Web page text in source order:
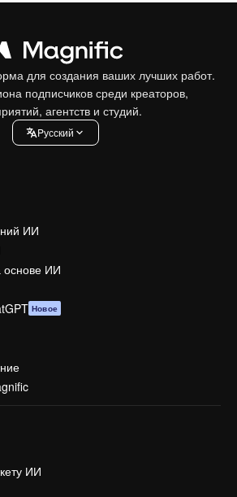
для создания ваших лучших работ.
подписчиков среди креаторов,
агентств и студий.
Pусский
ИИ
основе ИИ
Новое
ИИ